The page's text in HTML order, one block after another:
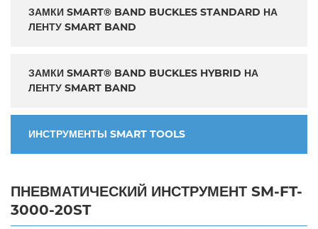
ЗАМКИ SMART® BAND BUCKLES STANDARD НА
ЛЕНТУ SMART BAND
ЗАМКИ SMART® BAND BUCKLES HYBRID НА
ЛЕНТУ SMART BAND
ИНСТРУМЕНТЫ SMART TOOLS
ПНЕВМАТИЧЕСКИЙ ИНСТРУМЕНТ SM-FT-
3000-20ST